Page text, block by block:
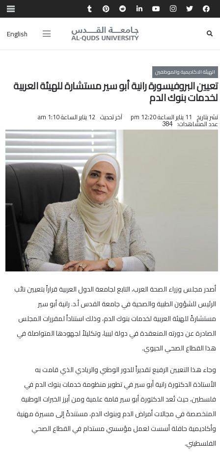
English
الهيئة الاكاديمية والموظفين
تعيين البروفيسورة رانية أبو سير مستشارة للهيئة العربية
لخدمات بنوك الدم
نشر بتاريخ 11 يناير الساعة 12:20 pm آخر تحديث 12 يناير الساعة 1:10 am
عدد المشاهدات: 384
​أصدر مجلس وزراء الصحة العرب، التابع لجامعة الدول العربية قراراً بتعيين نائب
الرئيس للشؤون الطبية والصحية في جامعة القدس أ.د. رانية أبو سير
مستشارةً للهيئة العربية لخدمات بنوك الدم، وذلك استناداً لمقررات المجلس
الصادرة عن دورته المنعقدة في دولة ليبيا، وتكليلاً لجهودها المتواصلة في
هذا القطاع الصحي الحيوي.
​وجاء هذا التعيين الرفيع تقديراً للدور الوطني والريادي الذي قامت به
الأستاذة الدكتورة رانية أبو سير في تطوير منظومة خدمات بنوك الدم في
فلسطين، حيث تُعد الدكتورة أبو سير قامة علمية ومن أبرز الخبرات الوطنية
المتخصصة في مجالات أمراض الدم وبنوك الدم، مستندةً إلى مسيرة مهنية
وأكاديمية حافلة أسست لعمل مؤسسي مستدام في القطاع الصحي
الفلسطيني.